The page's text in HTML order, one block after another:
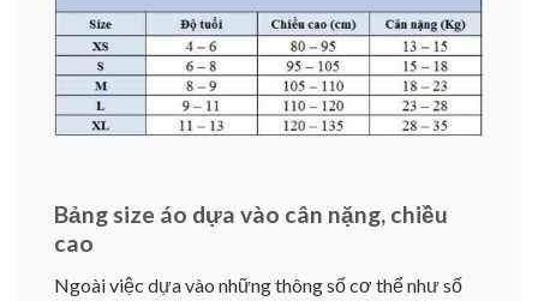
Bảng size áo dựa vào cân nặng, chiều
cao
Ngoài việc dựa vào những thông số cơ thể như số